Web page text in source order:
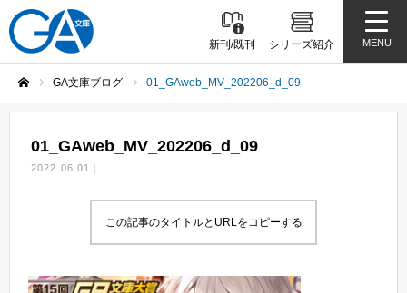
新刊/既刊 シリーズ紹介 MENU
GA文庫ブログ 01_GAweb_MV_202206_d_09
01_GAweb_MV_202206_d_09
2022.06.01
この記事のタイトルとURLをコピーする